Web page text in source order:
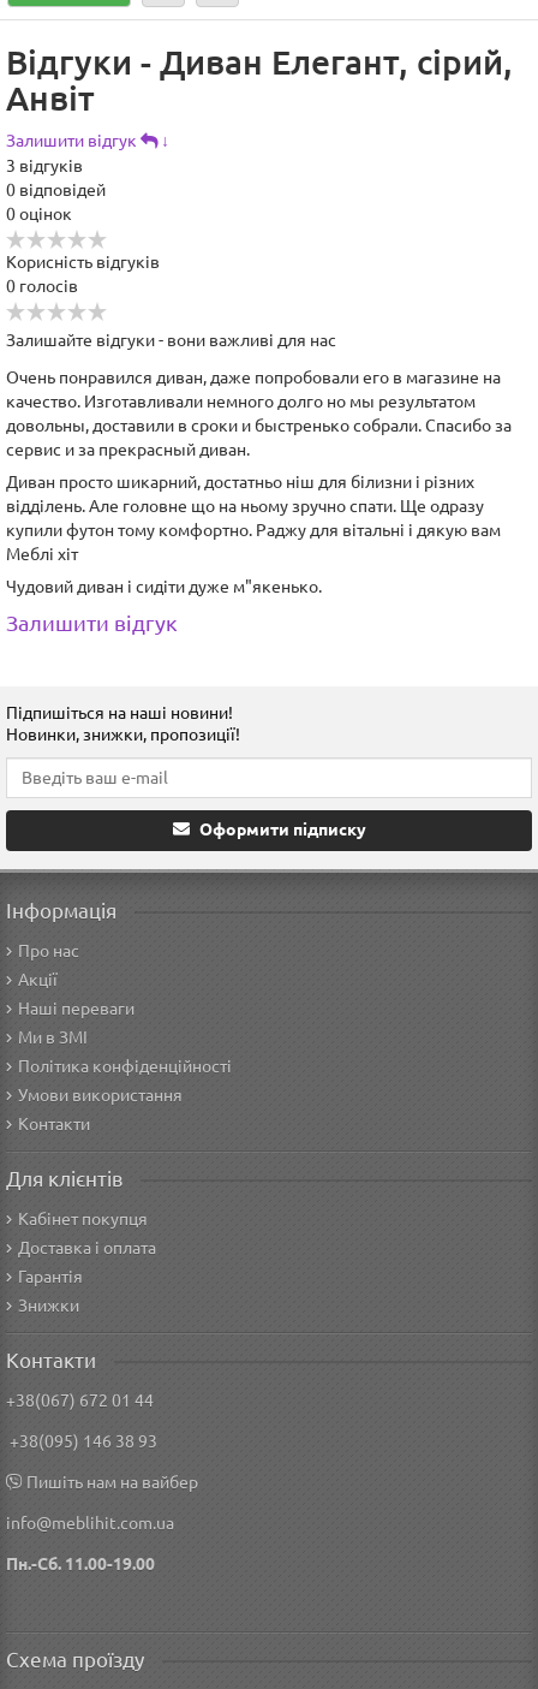
Відгуки - Диван Елегант, сірий,
Анвіт
Залишити відгук
↓
3 відгуків
0 відповідей
0оцінок
Корисність відгуків
0 голосів
Залишайте відгуки - вони важливі для нас
Очень понравился диван, даже попробовали его в магазине на
качество. Изготавливали немного долго но мы результатом
довольны, доставили в сроки и быстренько собрали. Спасибо за
сервис и за прекрасный диван.
Диван просто шикарний, достатньо ніш для білизни і різних
відділень. Але головне що на ньому зручно спати. Ще одразу
купили футон тому комфортно. Раджу для вітальні і дякую вам
Меблі хіт
Чудовий диван і сидіти дуже м"якенько.
Залишити відгук
Підпишіться на наші новини!
Новинки, знижки, пропозиції!
Оформити підписку
Інформація
Про нас
Акції
Наші переваги
Ми в ЗМІ
Політика конфіденційності
Умови використання
Контакти
Для клієнтів
Кабінет покупця
Доставка і оплата
Гарантія
Знижки
Контакти
+38(067) 672 01 44
+38(095) 146 38 93
Пишіть нам на вайбер
info@meblihit.com.ua
Пн.-Сб. 11.00-19.00
Схема проїзду